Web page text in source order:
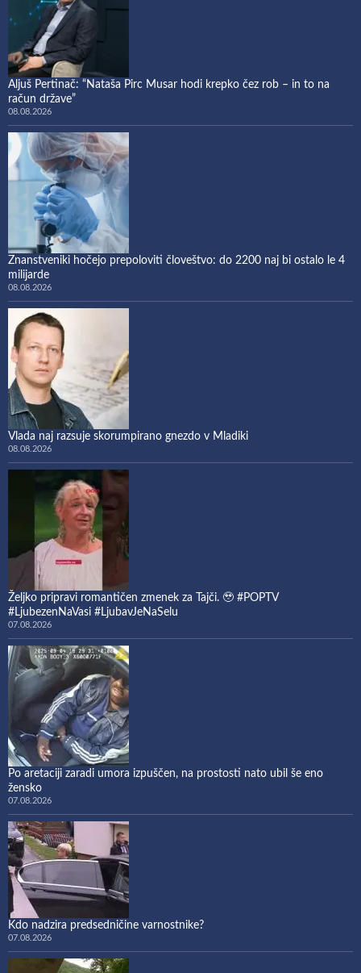
Aljuš Pertinač: “Nataša Pirc Musar hodi krepko čez rob – in to na
račun države”
08.08.2026
Znanstveniki hočejo prepoloviti človeštvo: do 2200 naj bi ostalo le 4
milijarde
08.08.2026
Vlada naj razsuje skorumpirano gnezdo v Mladiki
08.08.2026
Željko pripravi romantičen zmenek za Tajči. 🥹 #POPTV
#LjubezenNaVasi #LjubavJeNaSelu
07.08.2026
Po aretaciji zaradi umora izpuščen, na prostosti nato ubil še eno
žensko
07.08.2026
Kdo nadzira predsedničine varnostnike?
07.08.2026